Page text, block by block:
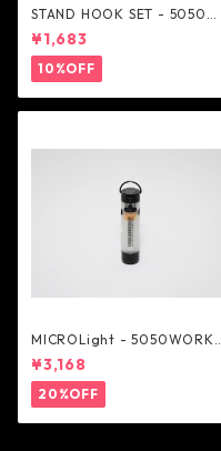
STAND HOOK SET - 5050W
ORKSHOP
¥1,683
10%OFF
MICROLight - 5050WORKS
HOP
¥3,168
20%OFF